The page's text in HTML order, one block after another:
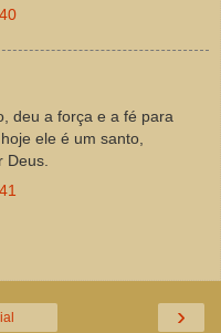
deu a força e a fé para
ele é um santo,
Deus.
›